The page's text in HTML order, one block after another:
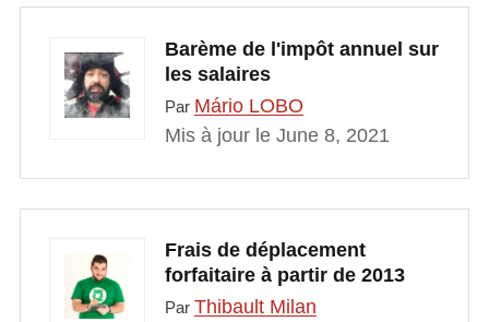
Barème de l'impôt annuel sur
les salaires
Par Mário LOBO
Mis à jour le June 8, 2021
Frais de déplacement
forfaitaire à partir de 2013
Par Thibault Milan